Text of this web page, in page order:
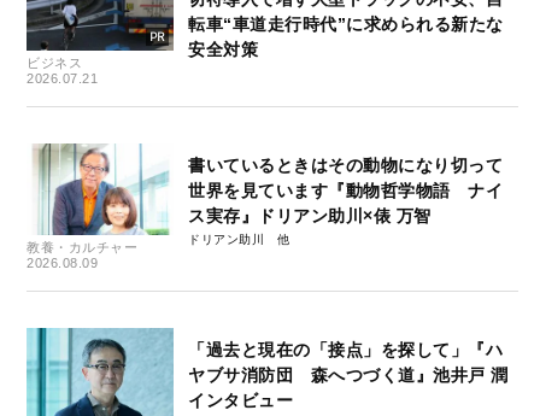
ビジネス
2026.07.21
転車“車道走行時代”に求められる新たな
安全対策
教養・カルチャー
2026.08.09
書いているときはその動物になり切って
世界を見ています『動物哲学物語 ナイ
ス実存』ドリアン助川×俵 万智
ドリアン助川
「過去と現在の「接点」を探して」『ハ
ヤブサ消防団 森へつづく道』池井戸 潤
インタビュー